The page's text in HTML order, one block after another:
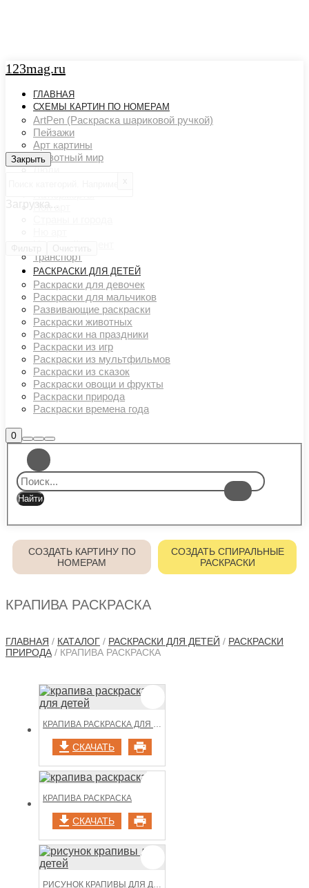
123mag.ru
ГЛАВНАЯ
СХЕМЫ КАРТИН ПО НОМЕРАМ
ArtPen (Раскраска шариковой ручкой)
Пейзажи
Арт картины
Животный мир
Люди
Поп арт
Цветовой акцент
Транспорт
РАСКРАСКИ ДЛЯ ДЕТЕЙ
Раскраски для девочек
Раскраски для мальчиков
Развивающие раскраски
Раскраски животных
Раскраски на праздники
Раскраски из игр
Раскраски из мультфильмов
Раскраски из сказок
Раскраски овощи и фрукты
Раскраски природа
Раскраски времена года
0Боковая
панель
магазина
Найти
Больше
информации
Главное
меню
СОЗДАТЬ КАРТИНУ ПО
НОМЕРАМ
СОЗДАТЬ СПИРАЛЬНЫЕ
РАСКРАСКИ
КРАПИВА РАСКРАСКА
ГЛАВНАЯ / КАТАЛОГ / РАСКРАСКИ ДЛЯ ДЕТЕЙ / РАСКРАСКИ
ПРИРОДА/ КРАПИВА РАСКРАСКА
КРАПИВА РАСКРАСКА ДЛЯ ДЕТЕЙ
СКАЧАТЬ
КРАПИВА РАСКРАСКА
СКАЧАТЬ
РИСУНОК КРАПИВЫ ДЛЯ ДЕТЕЙ
Закрыть
Закрыть
Загрузка...